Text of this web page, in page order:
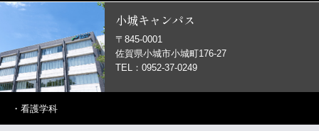
小城キャンパス
〒845-0001
佐賀県小城市小城町176-27
TEL：0952-37-0249
・ 看護学科